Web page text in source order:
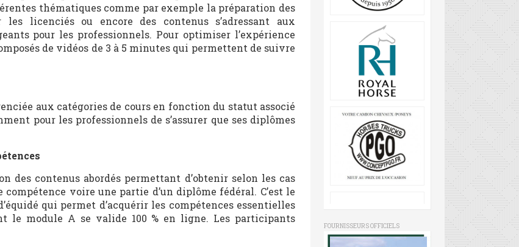
thématiques comme par exemple la préparation des
les licenciés ou encore des contenus s’adressant aux
pour les professionnels. Pour optimiser l’expérience
de vidéos de 3 à 5 minutes qui permettent de suivre
aux catégories de cours en fonction du statut associé
pour les professionnels de s’assurer que ses diplômes
des contenus abordés permettant d’obtenir selon les cas
voire une partie d’un diplôme fédéral. C’est le
qui permet d’acquérir les compétences essentielles
le module A se valide 100 % en ligne. Les participants
FOURNISSEURS OFFICIELS